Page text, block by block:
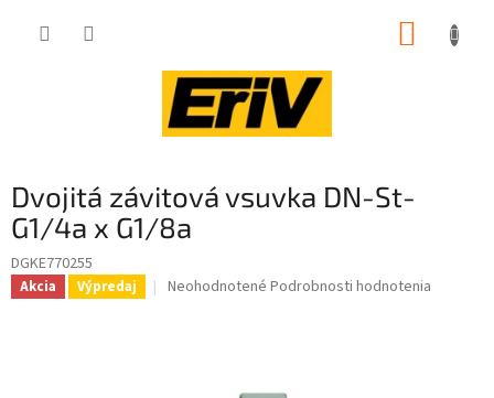
Dvojitá závitová vsuvka DN-St-
G1/4a x G1/8a
DGKE770255
Akcia Výpredaj
Priemerné
Neohodnotené Podrobnosti hodnotenia